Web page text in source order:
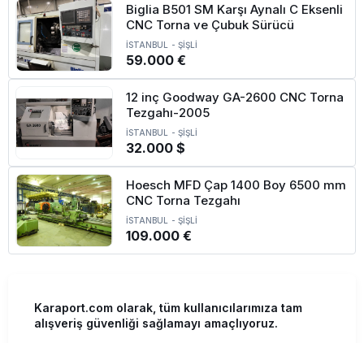
Biglia B501 SM Karşı Aynalı C Eksenli
CNC Torna ve Çubuk Sürücü
İSTANBUL - ŞİŞLİ
59.000 €
12 inç Goodway GA-2600 CNC Torna
Tezgahı-2005
İSTANBUL - ŞİŞLİ
32.000 $
Hoesch MFD Çap 1400 Boy 6500 mm
CNC Torna Tezgahı
İSTANBUL - ŞİŞLİ
109.000 €
Karaport.com olarak, tüm kullanıcılarımıza tam
alışveriş güvenliği sağlamayı amaçlıyoruz.